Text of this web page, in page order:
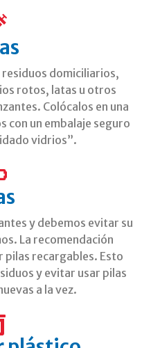
domiciliarios,
rotos, latas u otros
Colócalos en una
con un embalaje seguro
vidrios”.
y debemos evitar su
La recomendación
pilas recargables. Esto
y evitar usar pilas
a la vez.